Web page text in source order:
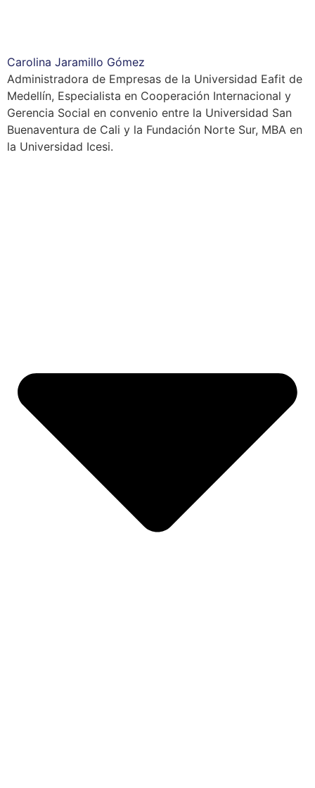
Carolina Jaramillo Gómez
Administradora de Empresas de la Universidad Eafit de
Medellín, Especialista en Cooperación Internacional y
Gerencia Social en convenio entre la Universidad San
Buenaventura de Cali y la Fundación Norte Sur, MBA en
la Universidad Icesi.